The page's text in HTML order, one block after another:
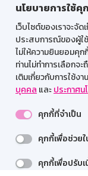
นโยบายการใช้
เว็บไซต์ของเราจะจั
ประสบการณ์ของผู้ใ
ไม่ให้ความยินยอมคุก
ท่านไม่ทำการเลือกจ
เติมเกี่ยวกับการใช้ง
บุคคล และประกาศ
คุกกี้ที่จำเป็น
คุกกี้เพื่อช่วยใ
คุกกี้เพื่อปรับ
Web HR
รองรับก